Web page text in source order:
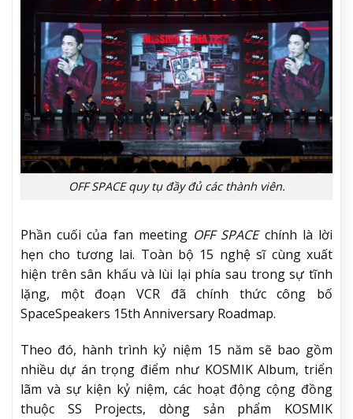
OFF SPACE quy tụ đầy đủ các thành viên.
Phần cuối của fan meeting OFF SPACEchính là lời
hẹn cho tương lai. Toàn bộ 15 nghệ sĩ cùng xuất
hiện trên sân khấu và lùi lại phía sau trong sự tĩnh
lặng, một đoạn VCR đã chính thức công bố
SpaceSpeakers 15th Anniversary Roadmap.
Theo đó, hành trình kỷ niệm 15 năm sẽ bao gồm
nhiều dự án trọng điểm như KOSMIK Album, triển
lãm và sự kiện kỷ niệm, các hoạt động cộng đồng
thuộc SS Projects, dòng sản phẩm KOSMIK